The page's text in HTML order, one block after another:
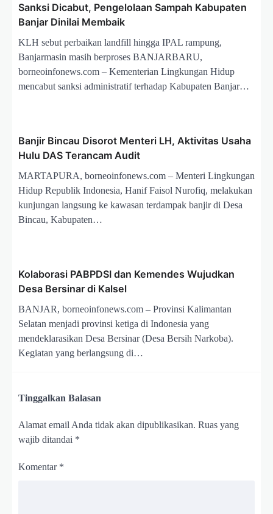
Sanksi Dicabut, Pengelolaan Sampah Kabupaten
Banjar Dinilai Membaik
KLH sebut perbaikan landfill hingga IPAL rampung,
Banjarmasin masih berproses BANJARBARU,
borneoinfonews.com – Kementerian Lingkungan Hidup
mencabut sanksi administratif terhadap Kabupaten Banjar…
Banjir Bincau Disorot Menteri LH, Aktivitas Usaha
Hulu DAS Terancam Audit
MARTAPURA, borneoinfonews.com – Menteri Lingkungan
Hidup Republik Indonesia, Hanif Faisol Nurofiq, melakukan
kunjungan langsung ke kawasan terdampak banjir di Desa
Bincau, Kabupaten…
Kolaborasi PABPDSI dan Kemendes Wujudkan
Desa Bersinar di Kalsel
BANJAR, borneoinfonews.com – Provinsi Kalimantan
Selatan menjadi provinsi ketiga di Indonesia yang
mendeklarasikan Desa Bersinar (Desa Bersih Narkoba).
Kegiatan yang berlangsung di…
Tinggalkan Balasan
Alamat email Anda tidak akan dipublikasikan. Ruas yang
wajib ditandai *
Komentar *